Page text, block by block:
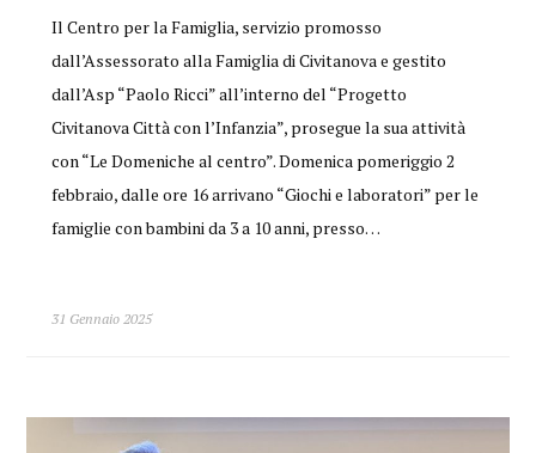
Il Centro per la Famiglia, servizio promosso
dall’Assessorato alla Famiglia di Civitanova e gestito
dall’Asp “Paolo Ricci” all’interno del “Progetto
Civitanova Città con l’Infanzia”, prosegue la sua attività
con “Le Domeniche al centro”. Domenica pomeriggio 2
febbraio, dalle ore 16 arrivano “Giochi e laboratori” per le
famiglie con bambini da 3 a 10 anni, presso…
31 Gennaio 2025